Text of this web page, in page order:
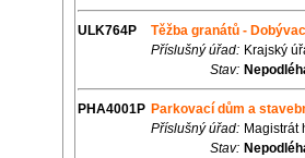
ULK764P
Těžba granátů -
Příslušný úřad: Krajský
Stav:
PHA4001P Parkovací dům a
Příslušný úřad: Magistrát
Stav: